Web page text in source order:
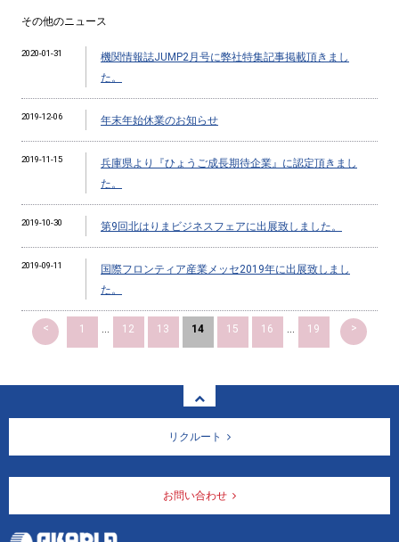
その他のニュース
2020-01-31
機関情報誌JUMP2月号に弊社特集記事掲載頂きまし
た。
2019-12-06 年末年始休業のお知らせ
2019-11-15
兵庫県より『ひょうご成長期待企業』に認定頂きまし
た。
2019-10-30 第9回北はりまビジネスフェアに出展致しました。
2019-09-11
国際フロンティア産業メッセ2019年に出展致しまし
た。
< 1 12 13 14 15 16 19 >
リクルート
お問い合わせ